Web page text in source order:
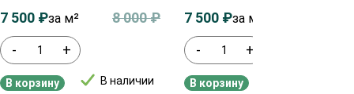
- +
В наличии
8 000₽
7 500 ₽за м²
В корзину
- +
7 500 ₽за м²
В корзину